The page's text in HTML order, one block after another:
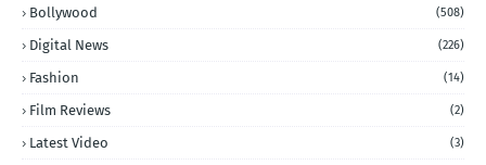
Bollywood (508)
Digital News (226)
Fashion (14)
Film Reviews (2)
Latest Video (3)